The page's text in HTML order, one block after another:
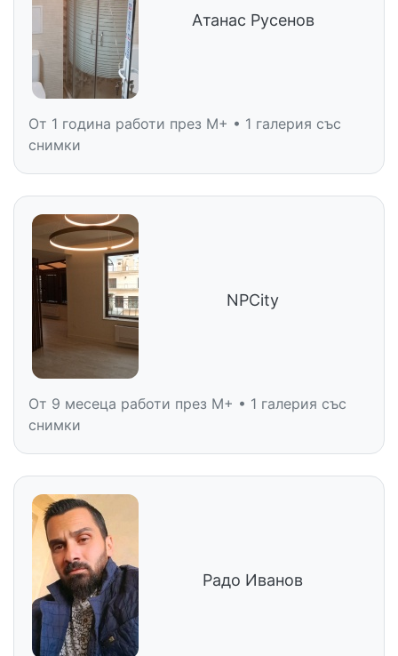
Атанас Русенов
От 1 година работи през M+ • 1 галерия със
снимки
NPCity
От 9 месеца работи през M+ • 1 галерия със
снимки
Радо Иванов